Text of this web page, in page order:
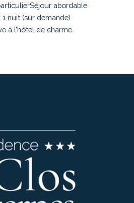
Séjour abordable
nuit (sur demande)
à l’hôtel de charme